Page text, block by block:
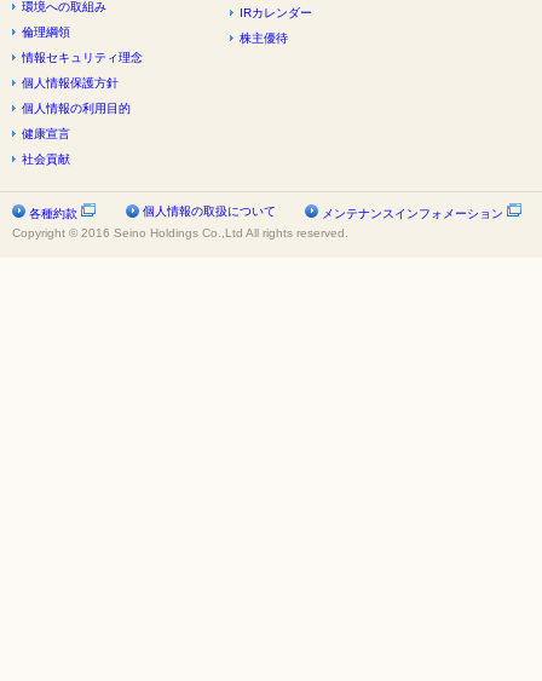
環境への取組み
倫理綱領
情報セキュリティ理念
個人情報保護方針
個人情報の利用目的
健康宣言
社会貢献
IRカレンダー
株主優待
各種約款 個人情報の取扱について
メンテナンスインフォメーション
Copyright © 2016 Seino Holdings Co.,Ltd All rights reserved.